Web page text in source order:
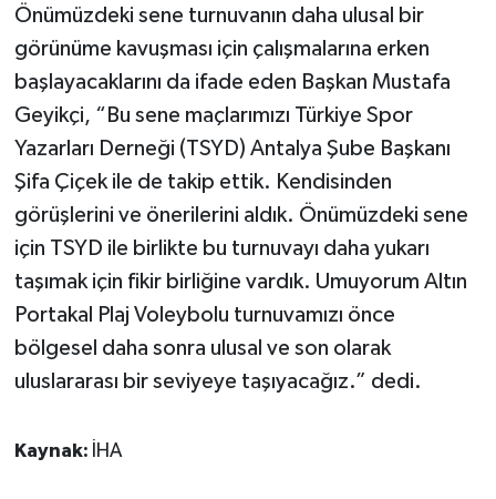
Önümüzdeki sene turnuvanın daha ulusal bir
görünüme kavuşması için çalışmalarına erken
başlayacaklarını da ifade eden Başkan Mustafa
Geyikçi, “Bu sene maçlarımızı Türkiye Spor
Yazarları Derneği (TSYD) Antalya Şube Başkanı
Şifa Çiçek ile de takip ettik. Kendisinden
görüşlerini ve önerilerini aldık. Önümüzdeki sene
için TSYD ile birlikte bu turnuvayı daha yukarı
taşımak için fikir birliğine vardık. Umuyorum Altın
Portakal Plaj Voleybolu turnuvamızı önce
bölgesel daha sonra ulusal ve son olarak
uluslararası bir seviyeye taşıyacağız.” dedi.
Kaynak: İHA